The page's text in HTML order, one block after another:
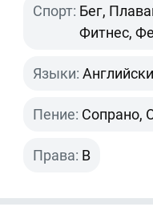
Спорт: Бег,
Фитнес,
Языки:
Пение: Сопрано,
Права: B